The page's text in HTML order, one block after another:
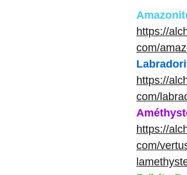
https://
com/
https://
com/
https://
com/